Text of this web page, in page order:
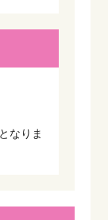
なりま